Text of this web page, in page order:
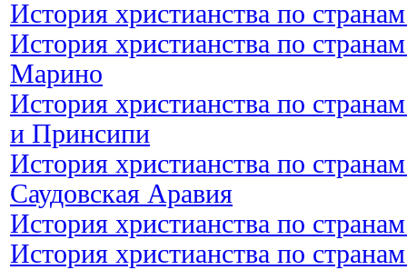
История христианства по
История христианства по
Марино
История христианства по
и Принсипи
История христианства по
Саудовская Аравия
История христианства по
История христианства по